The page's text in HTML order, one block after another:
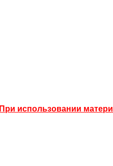
При использовании